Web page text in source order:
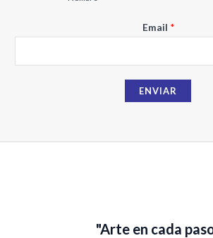
e
m
a
i
Email *
ENVIAR
"Arte en cada